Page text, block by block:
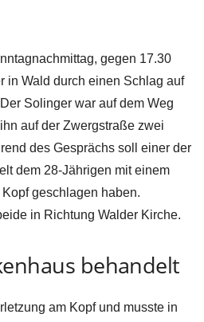
gegen 17.30
in Wald durch einen Schlag auf
Solinger war auf dem Weg
auf der Zwergstraße zwei
des Gesprächs soll einer der
dem 28-Jährigen mit einem
geschlagen haben.
in Richtung Walder Kirche.
behandelt
am Kopf und musste in